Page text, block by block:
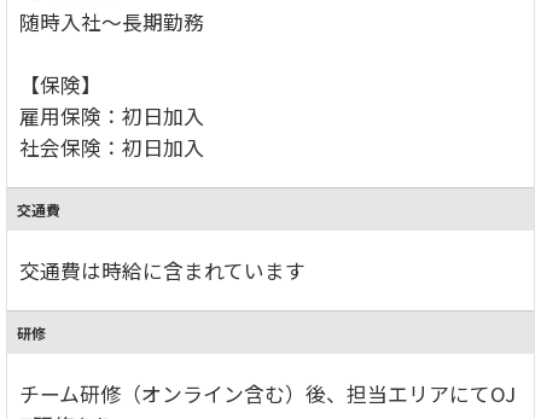
随時入社～長期勤務
【保険】
雇用保険：初日加入
社会保険：初日加入
交通費
交通費は時給に含まれています
研修
チーム研修（オンライン含む）後、担当エリアにてOJ